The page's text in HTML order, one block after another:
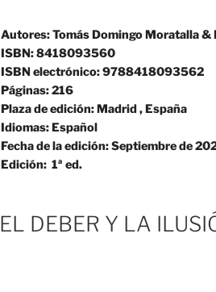
Autores:Tomás Domingo Moratalla &
ISBN:8418093560
ISBN electrónico: 9788418093562
Páginas:216
Plaza de edición:Madrid , España
Idiomas:Español
Fecha de la edición:Septiembre de
Edición: 1ª ed.
EL DEBER Y LA